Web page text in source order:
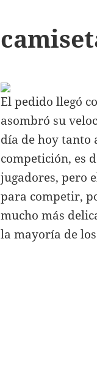
El pedido llegó
asombró su
día de hoy tanto
competición, es
jugadores, pero
para competir,
mucho más
la mayoría de